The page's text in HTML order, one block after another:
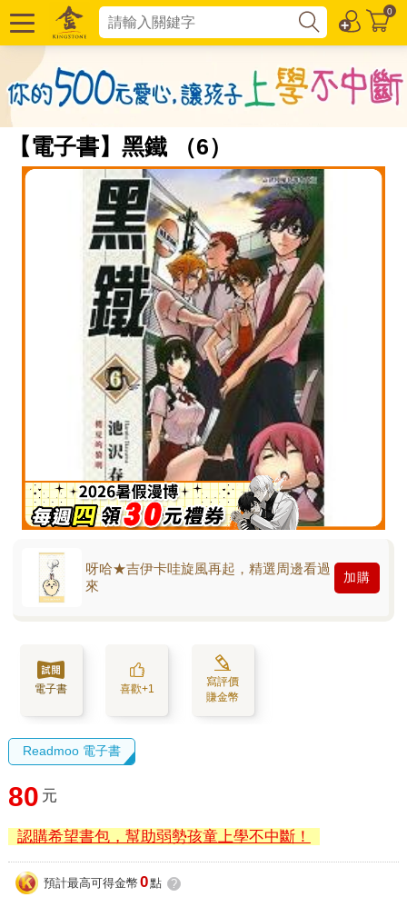
0
【電子書】黑鐵 （6）
呀哈★吉伊卡哇旋風再起，精選周邊看過
來
加購
電子書 喜歡+1
寫評價
賺金幣
Readmoo 電子書
80 元
認購希望書包，幫助弱勢孩童上學不中斷！
預計最高可得金幣 0點 ?